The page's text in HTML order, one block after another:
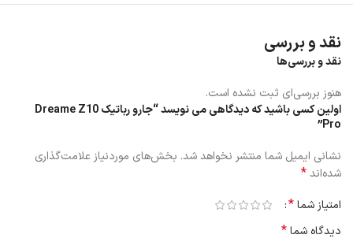
نقد و بررسی
نقد و بررسی‌ها
هنوز بررسی‌ای ثبت نشده است.
اولین کسی باشید که دیدگاهی می نویسد “جارو رباتیک Dreame Z10
Pro”
نشانی ایمیل شما منتشر نخواهد شد. بخش‌های موردنیاز علامت‌گذاری
شده‌اند*
امتیاز شما*
دیدگاه شما*